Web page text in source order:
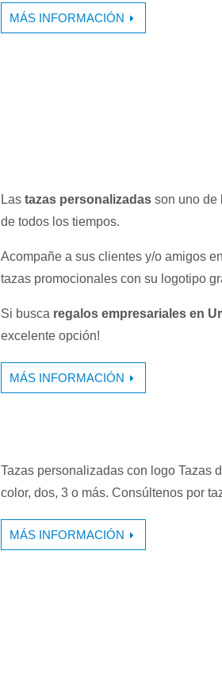
MÁS INFORMACIÓN
Las tazas personalizadas son uno de
de todos los tiempos.
Acompañe a sus clientes y/o amigos en
tazas promocionales con su logotipo
Si busca regalos empresariales en
excelente opción!
MÁS INFORMACIÓN
Tazas personalizadas con logo Tazas
color, dos, 3 o más. Consúltenos por
MÁS INFORMACIÓN